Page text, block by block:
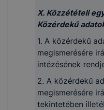
X. Közzétételi
Közérdekű
1. A közérdekű
megismerésére
intézésének
2. A közérdekű
megismerésére
tekintetében